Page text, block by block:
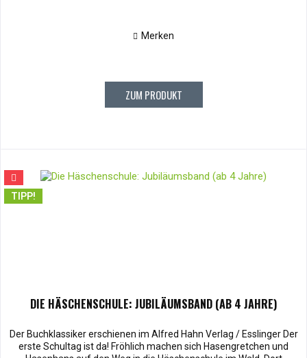
Merken
ZUM PRODUKT
TIPP!
DIE HÄSCHENSCHULE: JUBILÄUMSBAND (AB 4 JAHRE)
Der Buchklassiker erschienen im Alfred Hahn Verlag / Esslinger Der
erste Schultag ist da! Fröhlich machen sich Hasengretchen und